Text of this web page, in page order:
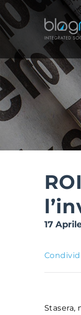
Salta
al
contenuto
17
Stasera,